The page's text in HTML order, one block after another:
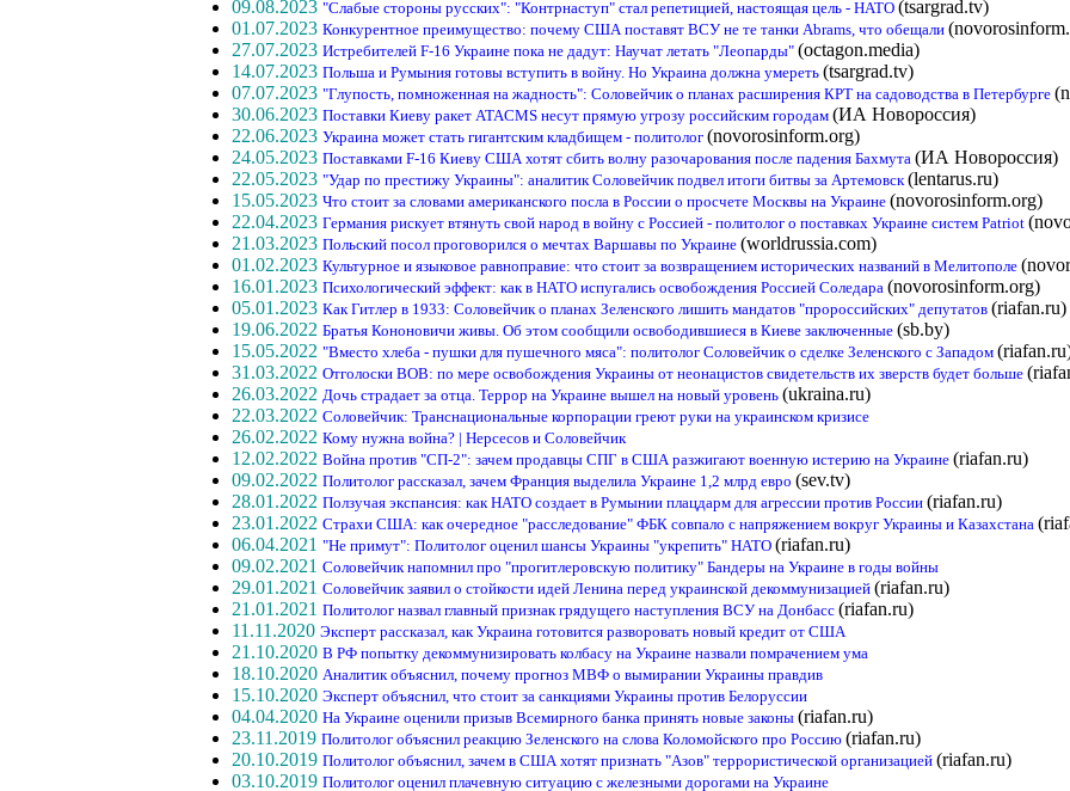
09.08.2023 "Слабые стороны русских": "Контрнаступ" стал репетицией, настоящая цель - НАТО (tsargrad.tv)
01.07.2023 Конкурентное преимущество: почему США поставят ВСУ не те танки Abrams, что обещали
27.07.2023 Истребителей F-16 Украине пока не дадут: Научат летать "Леопарды" (octagon.media)
14.07.2023 Польша и Румыния готовы вступить в войну. Но Украина должна умереть (tsargrad.tv)
07.07.2023 "Глупость, помноженная на жадность": Соловейчик о планах расширения КРТ на садоводства в Петербурге
30.06.2023 Поставки Киеву ракет ATACMS несут прямую угрозу российским городам (ИА Новороссия)
22.06.2023 Украина может стать гигантским кладбищем - политолог (novorosinform.org)
24.05.2023 Поставками F-16 Киеву США хотят сбить волну разочарования после падения Бахмута (ИА Новороссия)
22.05.2023 "Удар по престижу Украины": аналитик Соловейчик подвел итоги битвы за Артемовск(lentarus.ru)
15.05.2023 Что стоит за словами американского посла в России о просчете Москвы на Украине (novorosinform.org)
22.04.2023 Германия рискует втянуть свой народ в войну с Россией - политолог о поставках Украине систем Patriot
21.03.2023 Польский посол проговорился о мечтах Варшавы по Украине (worldrussia.com)
01.02.2023 Культурное и языковое равноправие: что стоит за возвращением исторических названий в Мелитополе
16.01.2023 Психологический эффект: как в НАТО испугались освобождения Россией Соледара (novorosinform.org)
05.01.2023 Как Гитлер в 1933: Соловейчик о планах Зеленского лишить мандатов "пророссийских" депутатов (riafan.ru)
19.06.2022 Братья Кононовичи живы. Об этом сообщили освободившиеся в Киеве заключенные (sb.by)
15.05.2022 "Вместо хлеба - пушки для пушечного мяса": политолог Соловейчик о сделке Зеленского с Западом
31.03.2022 Отголоски ВОВ: по мере освобождения Украины от неонацистов свидетельств их зверств будет больше
26.03.2022 Дочь страдает за отца. Террор на Украине вышел на новый уровень (ukraina.ru)
22.03.2022 Соловейчик: Транснациональные корпорации греют руки на украинском кризисе
26.02.2022 Кому нужна война? | Нерсесов и Соловейчик
12.02.2022 Война против "СП-2": зачем продавцы СПГ в США разжигают военную истерию на Украине (riafan.ru)
09.02.2022 Политолог рассказал, зачем Франция выделила Украине 1,2 млрд евро (sev.tv)
28.01.2022 Ползучая экспансия: как НАТО создает в Румынии плацдарм для агрессии против России (riafan.ru)
23.01.2022 Страхи США: как очередное "расследование" ФБК совпало с напряжением вокруг Украины и Казахстана
06.04.2021 "Не примут": Политолог оценил шансы Украины "укрепить" НАТО (riafan.ru)
09.02.2021 Соловейчик напомнил про "прогитлеровскую политику" Бандеры на Украине в годы войны
29.01.2021 Соловейчик заявил о стойкости идей Ленина перед украинской декоммунизацией (riafan.ru)
21.01.2021 Политолог назвал главный признак грядущего наступления ВСУ на Донбасс (riafan.ru)
11.11.2020 Эксперт рассказал, как Украина готовится разворовать новый кредит от США
21.10.2020 В РФ попытку декоммунизировать колбасу на Украине назвали помрачением ума
18.10.2020 Аналитик объяснил, почему прогноз МВФ о вымирании Украины правдив
15.10.2020 Эксперт объяснил, что стоит за санкциями Украины против Белоруссии
04.04.2020 На Украине оценили призыв Всемирного банка принять новые законы (riafan.ru)
23.11.2019 Политолог объяснил реакцию Зеленского на слова Коломойского про Россию (riafan.ru)
20.10.2019 Политолог объяснил, зачем в США хотят признать "Азов" террористической организацией (riafan.ru)
03.10.2019 Политолог оценил плачевную ситуацию с железными дорогами на Украине